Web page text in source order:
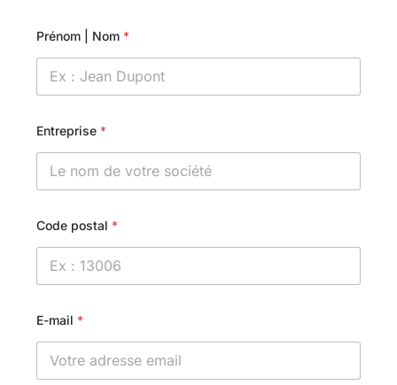
Prénom | Nom *
Entreprise *
Code postal *
E-mail *